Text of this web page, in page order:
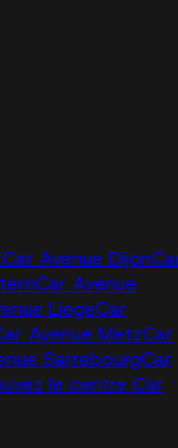
Car Avenue Dijon
Car Avenue
LiegeCar
Avenue MetzCar
SarrebourgCar
le centre Car